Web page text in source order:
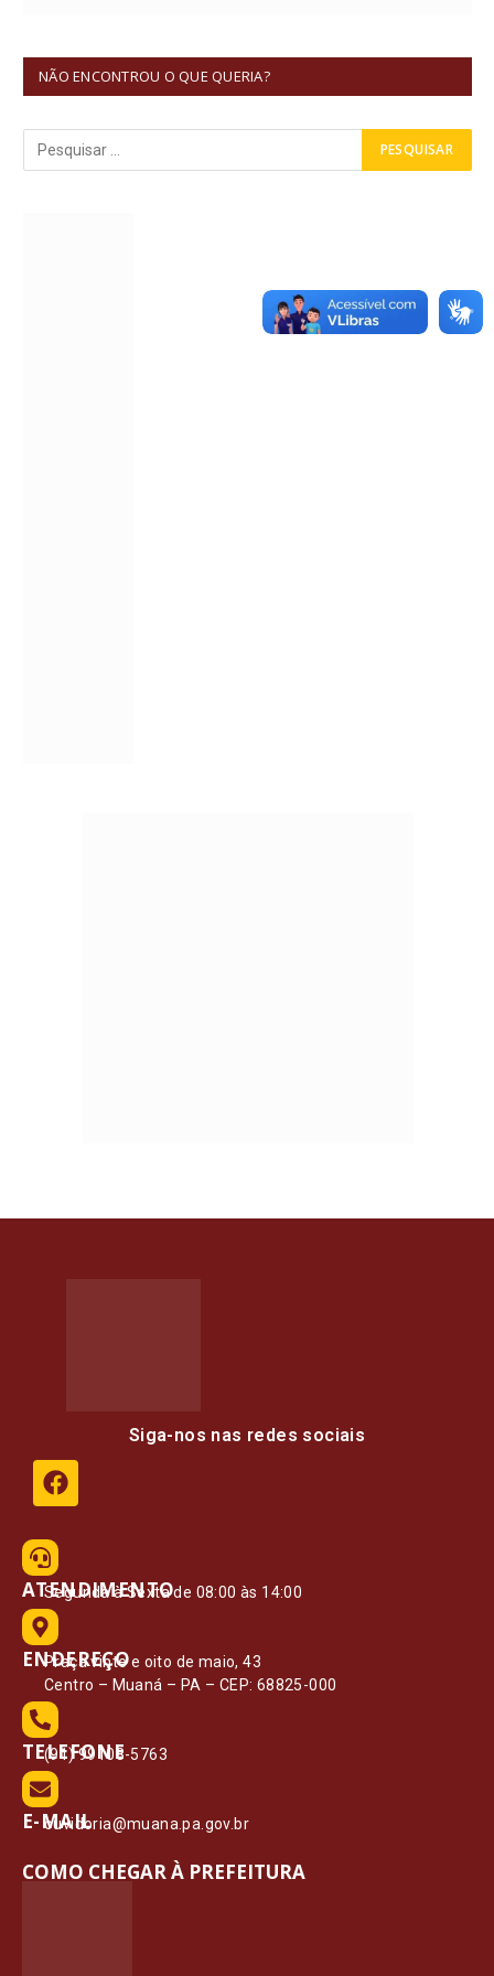
NÃO ENCONTROU O QUE QUERIA?
Siga-nos nas redes sociais
ATENDIMENTO
Segunda à Sexta de 08:00 às 14:00
ENDEREÇO
Praça vinte e oito de maio, 43
Centro – Muaná – PA – CEP: 68825-000
TELEFONE
(91) 99108-5763
E-MAIL
ouvidoria@muana.pa.gov.br
COMO CHEGAR À PREFEITURA